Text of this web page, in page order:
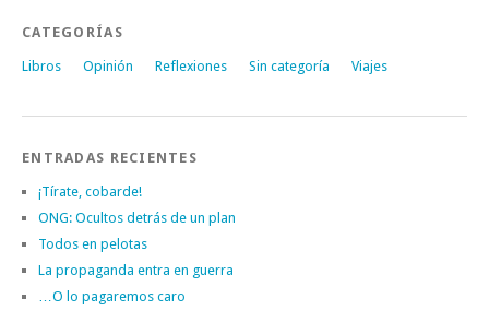
CATEGORÍAS
Libros Opinión Reflexiones Sin categoría Viajes
ENTRADAS RECIENTES
¡Tírate, cobarde!
ONG: Ocultos detrás de un plan
Todos en pelotas
La propaganda entra en guerra
…O lo pagaremos caro